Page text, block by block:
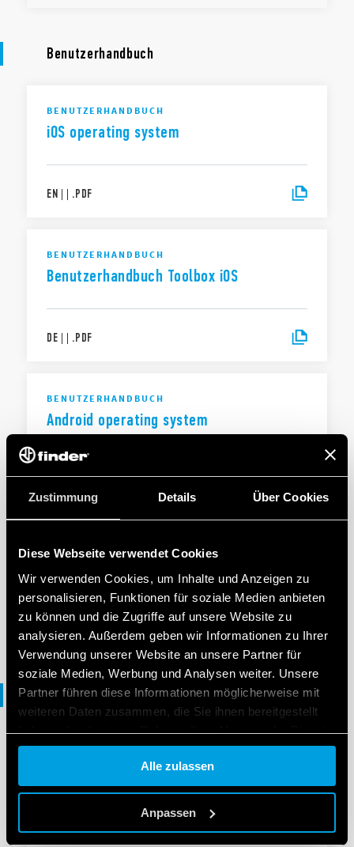
Zustimmung Details Über Cookies
Diese Webseite verwendet Cookies
Wir verwenden Cookies, um Inhalte und Anzeigen zu
personalisieren, Funktionen für soziale Medien anbieten
zu können und die Zugriffe auf unsere Website zu
analysieren. Außerdem geben wir Informationen zu Ihrer
Verwendung unserer Website an unsere Partner für
soziale Medien, Werbung und Analysen weiter. Unsere
Partner führen diese Informationen möglicherweise mit
weiteren Daten zusammen, die Sie ihnen bereitgestellt
haben oder die sie im Rahmen Ihrer Nutzung der Dienste
gesammelt haben.
Cookie policy.
Alle zulassen
Anpassen
Benutzerhandbuch
BENUTZERHANDBUCH
iOS operating system
EN | | .PDF
BENUTZERHANDBUCH
Benutzerhandbuch Toolbox iOS
DE | | .PDF
BENUTZERHANDBUCH
Android operating system
EN|| .PDF
Benutzerhandbuch Toolbox Android
DE|| . PDF
Broschüre
Lichtmanagement
DE|| .PDF